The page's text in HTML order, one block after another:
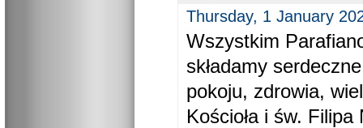
Thursday, 1 January
Wszystkim
składamy
pokoju, zdrowia,
Kościoła i św. Filipa